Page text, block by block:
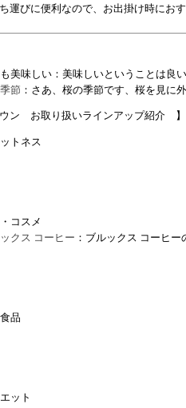
運びに便利なので、お出掛け時におす
美味しい：美味しいということは良
節 ：さあ、桜の季節です、桜を見に
ン お取り扱いラインアップ紹介 】
トネス
コスメ
クス コーヒー ：ブルックス コーヒ
品
ット